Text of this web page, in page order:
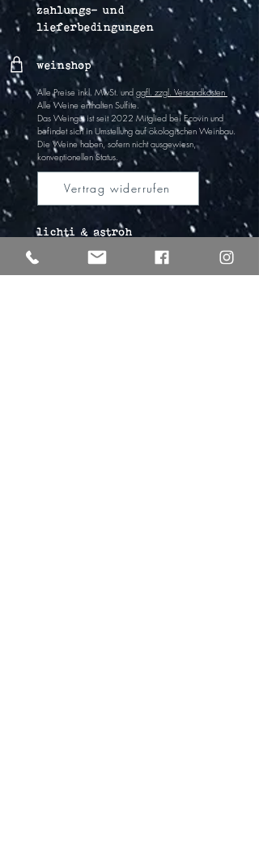
zahlungs- und
lieferbedingungen
weinshop
Alle Preise inkl. MwSt. und ggfl. zzgl. Versandkosten
Alle Weine enthalten Sulfite
Das Weingut istseit 2022 Mitglied bei Ecovin und
befindet sich in Umstellung auf ökologischen Weinbau.
Die Weine haben, sofern nicht ausgewiesn,
konventionellen Status.
Vertrag widerrufen
lichti & astroh
Freya Lichti
+49 (0)176 61917161